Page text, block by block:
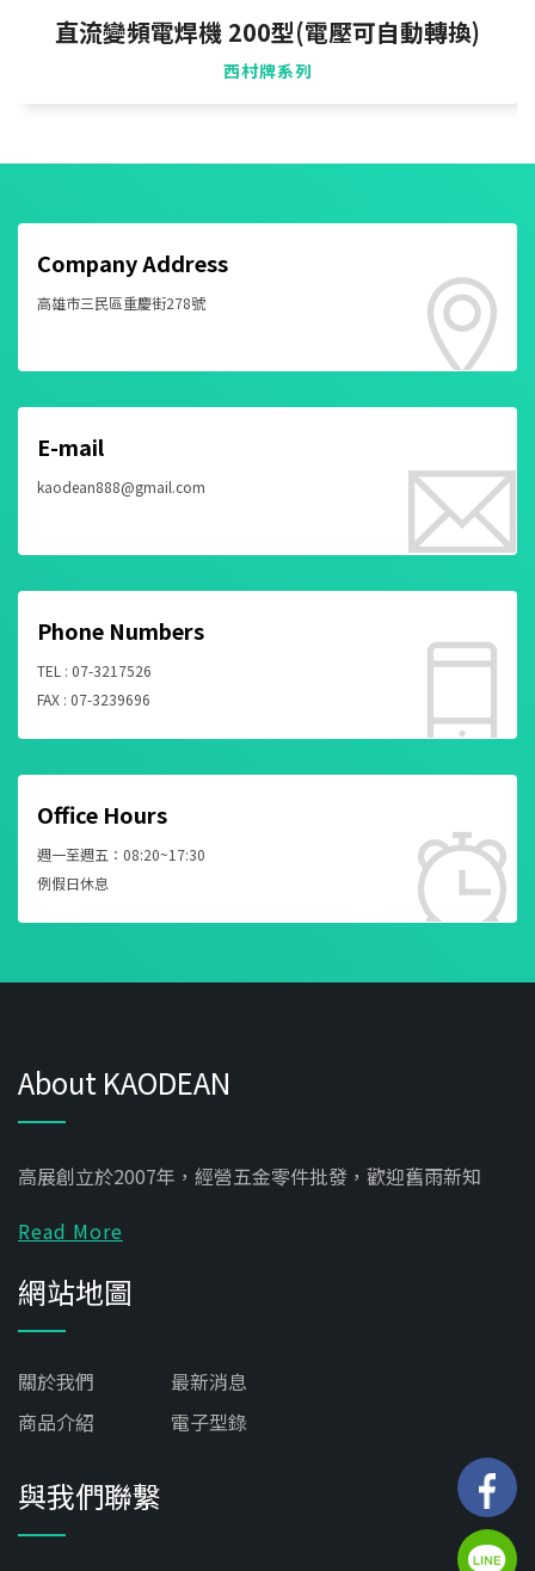
直流變頻電焊機 200型(電壓可自動轉換)
西村牌系列
Company Address
高雄市三民區重慶街278號
E-mail
kaodean888@gmail.com
Phone Numbers
TEL : 07-3217526
FAX : 07-3239696
Office Hours
週一至週五：08:20~17:30
例假日休息
About KAODEAN
高展創立於2007年，經營五金零件批發，歡迎舊雨新知
Read More
網站地圖
關於我們
最新消息
商品介紹
電子型錄
與我們聯繫